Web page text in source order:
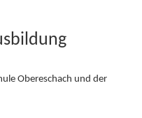
Obereschach und der